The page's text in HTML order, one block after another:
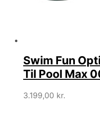
Swim Fun
Til Pool Max
3.199,00 kr.